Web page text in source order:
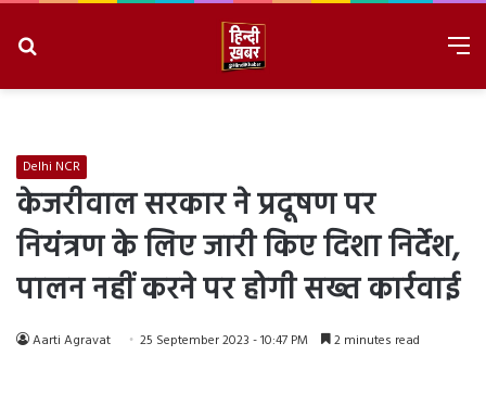
Delhi NCR
केजरीवाल सरकार ने प्रदूषण पर
नियंत्रण के लिए जारी किए दिशा निर्देश,
पालन नहीं करने पर होगी सख्त कार्रवाई
Aarti Agravat 25 September 2023 - 10:47 PM 2 minutes read